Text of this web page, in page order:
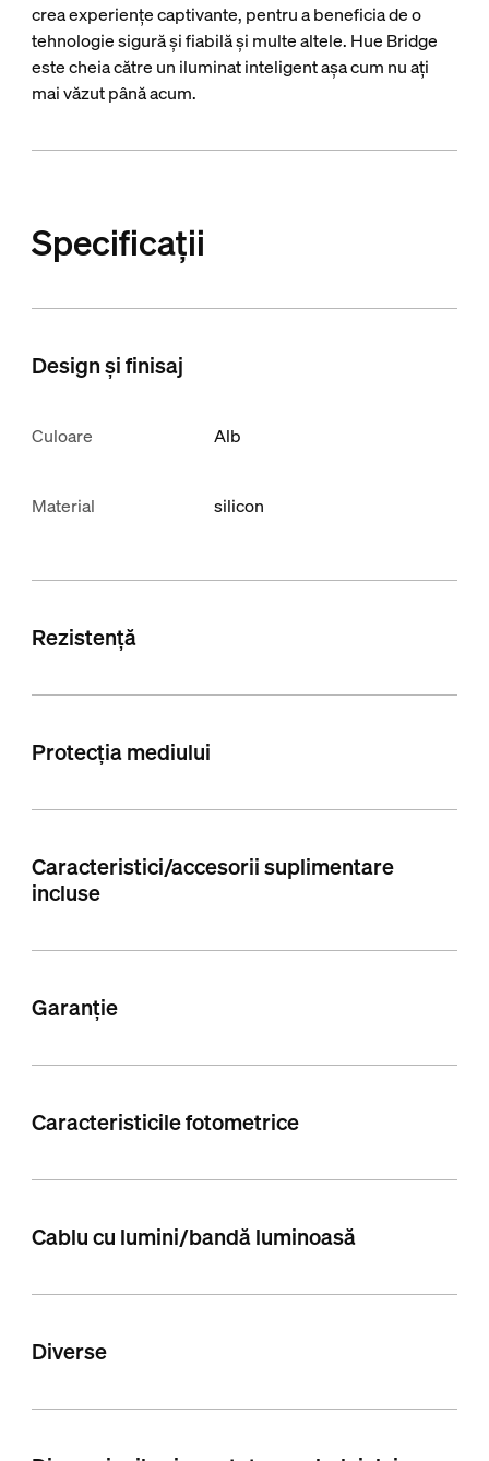
crea experiențe captivante, pentru a beneficia de o
tehnologie sigură și fiabilă și multe altele. Hue Bridge
este cheia către un iluminat inteligent așa cum nu ați
mai văzut până acum.
Specificații
Design și finisaj
Culoare Alb
Material silicon
Rezistență
Protecția mediului
Caracteristici/accesorii suplimentare
incluse
Garanție
Caracteristicile fotometrice
Cablu cu lumini/bandă luminoasă
Diverse